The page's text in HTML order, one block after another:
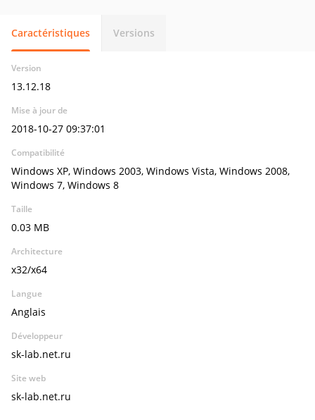
Caractéristiques Versions
Version
13.12.18
Mise à jour de
2018-10-27 09:37:01
Compatibilité
Windows XP, Windows 2003, Windows Vista, Windows 2008,
Windows 7, Windows 8
Taille
0.03 MB
Architecture
x32/x64
Langue
Anglais
Développeur
sk-lab.net.ru
Site web
sk-lab.net.ru